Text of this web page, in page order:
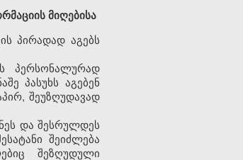
მიღებისა
პირადად აგებს
პერსონალურად
პასუხს აგებენ
შეუზღუდავად
და შესრულდეს
შეიძლება
შეზღუდული